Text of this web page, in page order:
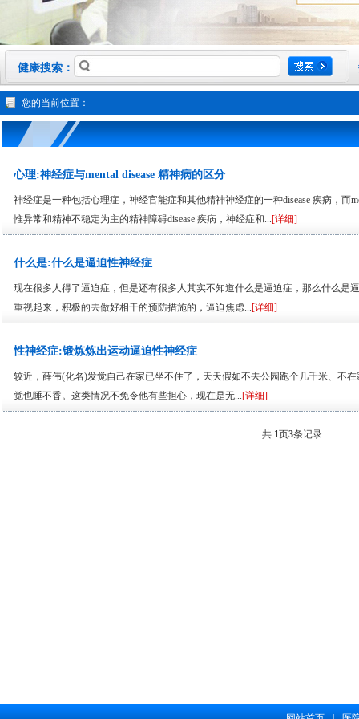
健康搜索：
您的当前位置：
心理:神经症与mental disease 精神病的区分
神经症是一种包括心理症，神经官能症和其他精神神经症的一种disease 疾病，而
惟异常和精神不稳定为主的精神障碍disease 疾病，神经症和...[详细]
什么是:什么是逼迫性神经症
现在很多人得了逼迫症，但是还有很多人其实不知道什么是逼迫症，那么什么是
重视起来，积极的去做好相干的预防措施的，逼迫焦虑...[详细]
性神经症:锻炼炼出运动逼迫性神经症
较近，薛伟(化名)发觉自己在家已坐不住了，天天假如不去公园跑个几千米、不
觉也睡不香。这类情况不免令他有些担心，现在是无...[详细]
共 1页3条记录